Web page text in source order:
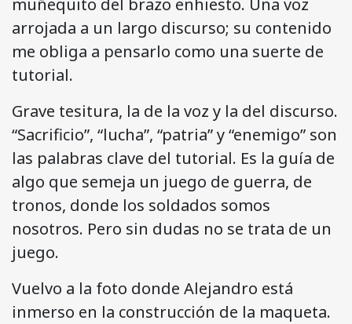
muñequito del brazo enhiesto. Una voz
arrojada a un largo discurso; su contenido
me obliga a pensarlo como una suerte de
tutorial.
Grave tesitura, la de la voz y la del discurso.
“Sacrificio”, “lucha”, “patria” y “enemigo” son
las palabras clave del tutorial. Es la guía de
algo que semeja un juego de guerra, de
tronos, donde los soldados somos
nosotros. Pero sin dudas no se trata de un
juego.
Vuelvo a la foto donde Alejandro está
inmerso en la construcción de la maqueta.